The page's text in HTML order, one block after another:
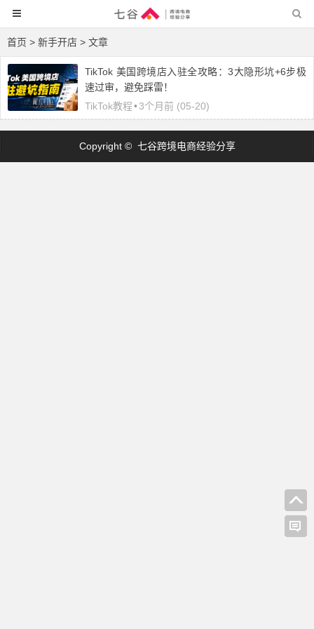
首页 > 新手开店 > 文章
TikTok 美国跨境店入驻全攻略：3大隐形坑+6步极
速过审，避免踩雷！
TikTok教程•3个月前 (05-20)
Copyright © 七谷跨境电商经验分享